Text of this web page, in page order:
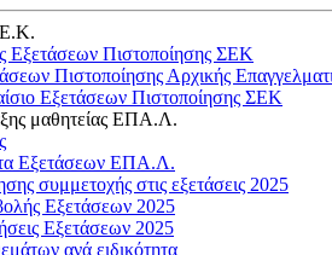
Εξετάσεων Πιστοποίησης ΣΕΚ
Πιστοποίησης Αρχικής
Εξετάσεων Πιστοποίησης ΣΕΚ
μαθητείας ΕΠΑ.Λ.
Εξετάσεων ΕΠΑ.Λ.
συμμετοχής στις εξετάσεις 2025
Εξετάσεων 2025
Εξετάσεων 2025
ανά ειδικότητα